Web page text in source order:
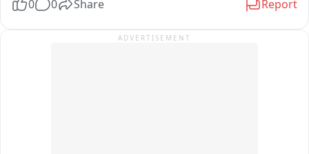
कैमरे में कैद हो गई, जिसका वीडियो अब सोशल मीडिया पर वायरल हो रहा
करने पहुंचे थे। इसी दौरान वहां पहले से मौजूद कुछ युवकों से उनका विवाद
0 0 Share Report
ADVERTISEMENT